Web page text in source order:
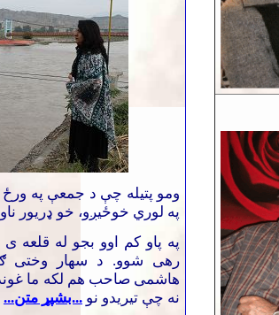
ومو پتیله چې د جمعې په ورځ
په لوري خوځيږو، خو ډریور
په پاو کم اوو بجو له قلعه ی
رهی شوو. د سهار وختی
هاشمی صاحب هم لکه ما
نه چې تیریدو نو ...بشپړ متن...